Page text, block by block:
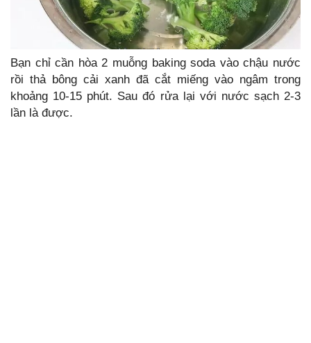
Bạn chỉ cần hòa 2 muỗng baking soda vào chậu nước
rồi thả bông cải xanh đã cắt miếng vào ngâm trong
khoảng 10-15 phút. Sau đó rửa lại với nước sạch 2-3
lần là được.